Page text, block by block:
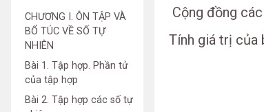
CHƯƠNG I. ÔN TẬP VÀ
BỔ TÚC VỀ SỐ TỰ
NHIÊN
Bài 1. Tập hợp. Phần tử
của tập hợp
Bài 2. Tập hợp các số tự
Cộng đồng
Tính giá trị của